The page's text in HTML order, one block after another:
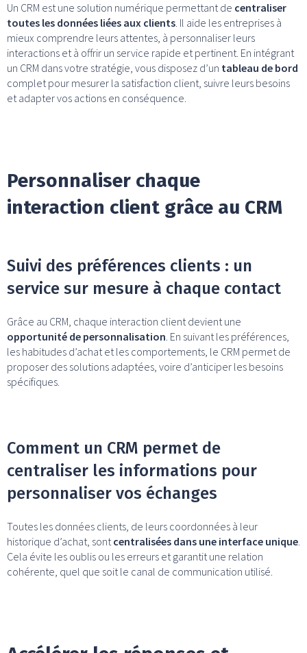
Un CRM est une solution numérique permettant de centraliser
toutes les données liées aux clients. Il aide les entreprises à
mieux comprendre leurs attentes, à personnaliser leurs
interactions et à offrir un service rapide et pertinent. En intégrant
un CRM dans votre stratégie, vous disposez d’un tableau de bord
complet pour mesurer la satisfaction client, suivre leurs besoins
et adapter vos actions en conséquence.
Personnaliser chaque
interaction client grâce au CRM
Suivi des préférences clients : un
service sur mesure à chaque contact
Grâce au CRM, chaque interaction client devient une
opportunité de personnalisation. En suivant les préférences,
les habitudes d’achat et les comportements, le CRM permet de
proposer des solutions adaptées, voire d’anticiper les besoins
spécifiques.
Comment un CRM permet de
centraliser les informations pour
personnaliser vos échanges
Toutes les données clients, de leurs coordonnées à leur
historique d’achat, sontcentralisées dans une interface unique.
Cela évite les oublis ou les erreurs et garantit une relation
cohérente, quel que soit le canal de communication utilisé.